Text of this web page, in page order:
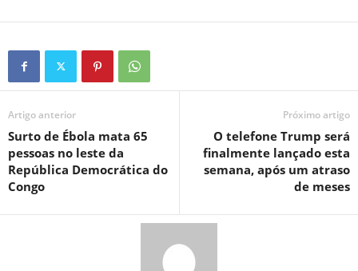
Artigo anterior
Surto de Ébola mata 65
pessoas no leste da
República Democrática do
Congo
Próximo artigo
O telefone Trump será
finalmente lançado esta
semana, após um atraso
de meses